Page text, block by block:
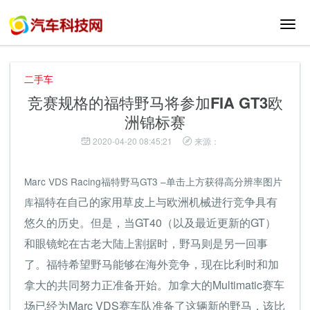
切
二手车
竞赛规格的福特野马将参加FIA GT3欧
洲锦标赛
2020-04-20 08:45:21 来源：
Marc VDS Racing福特野马GT3 –单击上方获得高分辨率图片
库福特在自己的家用草皮上与欧洲机械进行竞争具有
悠久的历史。但是，当GT40（以及最近更新的GT）
和眼镜蛇在古老大陆上割据时，野马则是另一回事
了。福特希望野马能够在海外竞争，现在比利时和加
拿大的共同努力正准备开始。加拿大的Multimatic赛车
场已经为Marc VDS赛车队准备了这辆新的野马，该比